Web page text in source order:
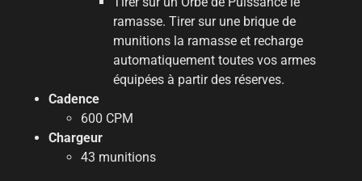
ramasse. Tirer sur une brique de
munitions la ramasse et recharge
automatiquement toutes vos armes
équipées à partir des réserves.
Cadence
600 CPM
Chargeur
43 munitions